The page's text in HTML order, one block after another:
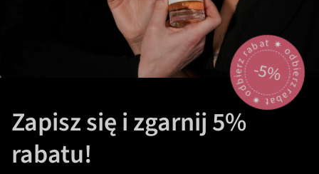
odbierz rabat 🟎 odbierz rabat 🟎
-5%
Zapisz się i zgarnij 5%
rabatu!